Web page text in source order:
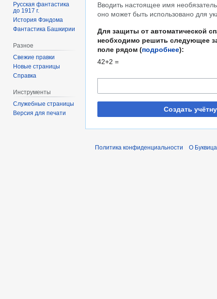
Вводить настоящее имя
оно может быть использовано для
Для защиты от автоматической
необходимо решить следующее
поле рядом (подробнее):
42+2 =
Создать
Русская фантастика
до 1917 г.
История Фэндома
Фантастика Башкирии
Разное
Свежие правки
Новые страницы
Справка
Инструменты
Служебные страницы
Версия для печати
Политика конфиденциальности О Буквица